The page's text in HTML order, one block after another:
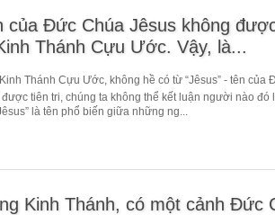
của Đức Chúa Jêsus không
Thánh Cựu Ước. Vậy, là...
Thánh Cựu Ước, không hề có từ “Jêsus” - tên của
được tiên tri, chúng ta không thể kết luận người nào
là tên phổ biến giữa những ng...
Kinh Thánh, có một cảnh Đức